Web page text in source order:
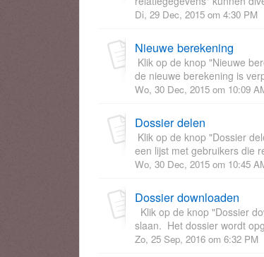
Di, 29 Dec, 2015 om 4:30 PM
Nieuwe berekening
Klik op de knop "Nieuwe
de nieuwe berekening is
Wo, 30 Dec, 2015 om 10:09
Dossier delen
Klik op de knop "Dossier
een lijst met gebruikers die
Wo, 30 Dec, 2015 om 10:45
Dossier downloaden
Klik op de knop "Dossier
slaan. Het dossier wordt
Zo, 25 Sep, 2016 om 6:32 PM